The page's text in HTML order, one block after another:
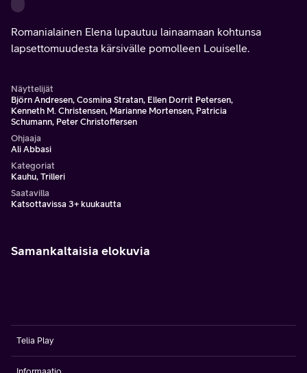
Romanialainen Elena lupautuu lainaamaan kohtunsa
lapsettomuudesta kärsivälle pomolleen Louiselle.
Näyttelijät
Björn Andresen, Cosmina Stratan, Ellen Dorrit Petersen,
Kenneth M. Christensen, Marianne Mortensen, Patricia
Schumann, Peter Christoffersen
Ohjaaja
Ali Abbasi
Kategoriat
Kauhu, Trilleri
Saatavilla
Katsottavissa 3+ kuukautta
Samankaltaisia elokuvia
Telia Play